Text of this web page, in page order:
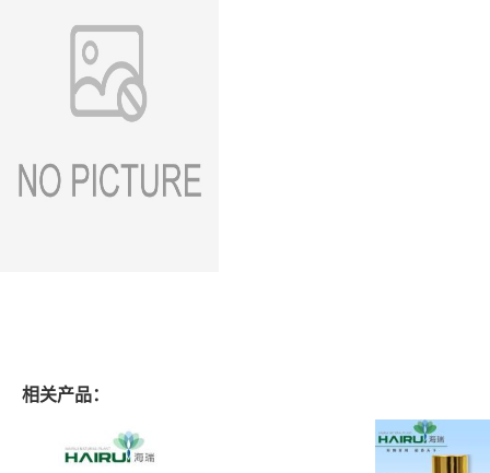
相关产品：